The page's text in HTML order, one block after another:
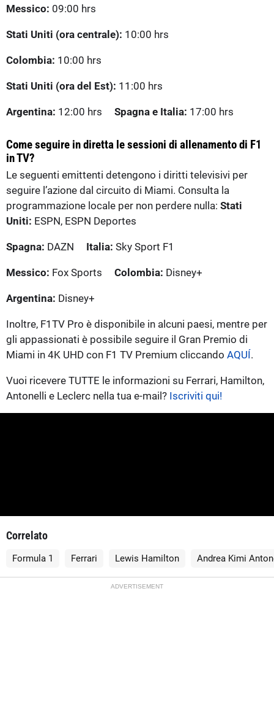
Messico: 09:00 hrs
Stati Uniti (ora centrale): 10:00 hrs
Colombia: 10:00 hrs
Stati Uniti (ora del Est): 11:00 hrs
Argentina: 12:00 hrs Spagna e Italia: 17:00 hrs
Come seguire in diretta le sessioni di allenamento di F1
in TV?
Le seguenti emittenti detengono i diritti televisivi per
seguire l’azione dal circuito di Miami. Consulta la
programmazione locale per non perdere nulla: Stati
Uniti: ESPN, ESPN Deportes
Spagna: DAZN Italia: Sky Sport F1
Messico: Fox Sports Colombia: Disney+
Argentina: Disney+
Inoltre, F1TV Pro è disponibile in alcuni paesi, mentre per
gli appassionati è possibile seguire il Gran Premio di
Miami in 4K UHD con F1 TV Premium cliccando AQUÍ.
Vuoi ricevere TUTTE le informazioni su Ferrari, Hamilton,
Antonelli e Leclerc nella tua e-mail? Iscriviti qui!
Correlato
Formula 1 Ferrari Lewis Hamilton Andrea Kimi
ADVERTISEMENT